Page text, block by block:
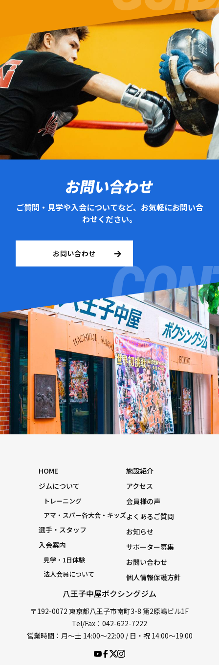
お問い合わせ
ご質問・見学や入会についてなど、お気軽にお問い合
わせください。
お問い合わせ
八王子中屋ボクシングジム
〒192-0072 東京都八王子市南町3-8 第2原嶋ビル1F
Tel/Fax：042-622-7222
営業時間：月〜土 14:00〜22:00 / 日・祝 14:00〜19:00
HOME
ジムについて
トレーニング
アマ・スパー各大会・キッズ
選手・スタッフ
入会案内
見学・1日体験
法人会員について
施設紹介
アクセス
会員様の声
よくあるご質問
お知らせ
サポーター募集
お問い合わせ
個人情報保護方針